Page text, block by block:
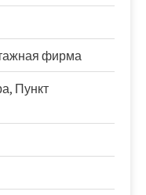
фирма
Пункт